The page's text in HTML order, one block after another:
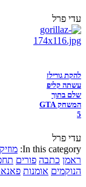
עדי פרל
להקת גורילז
עשתה קליפ
שלם בתוך
המשחק GTA
5
עדי פרל
In this category:
ראמן כתבה פורים
הנוקמים אומנות